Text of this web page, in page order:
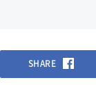
SHARE